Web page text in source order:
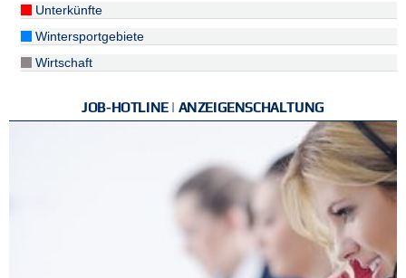
Unterkünfte
Wintersportgebiete
Wirtschaft
JOB-HOTLINE | ANZEIGENSCHALTUNG